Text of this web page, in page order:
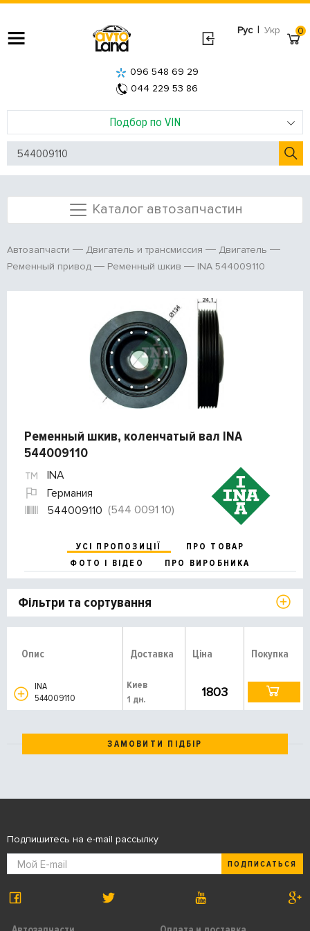
Рус | Укр
Подбор по VIN
096 548 69 29
044 229 53 86
0
Каталог автозапчастин
Автозапчасти Двигатель и трансмиссия
Двигатель
Ременный привод
Ременный шкив INA 544009110
Ременный шкив, коленчатый вал INA
544009110
INA
Германия
544009110 (544 0091 10)
УСІ ПРОПОЗИЦІЇ
ПРО ТОВАР
ФОТО І ВІДЕО
ПРО ВИРОБНИКА
Фільтри та сортування
Опис Доставка Ціна Покупка
INA
544009110
Киев
1 дн.
1803
ЗАМОВИТИ ПІДБІР
Подпишитесь на e-mail рассылку
ПОДПИСАТЬСЯ